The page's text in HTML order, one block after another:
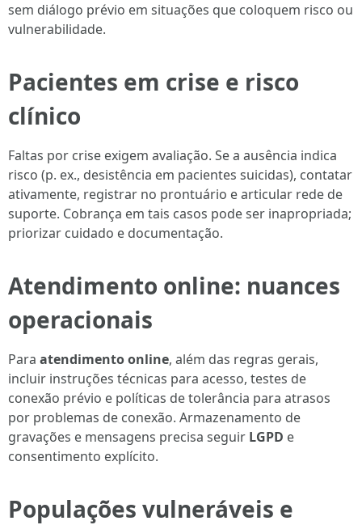
sem diálogo prévio em situações que coloquem risco ou
vulnerabilidade.
Pacientes em crise e risco
clínico
Faltas por crise exigem avaliação. Se a ausência indica
risco (p. ex., desistência em pacientes suicidas), contatar
ativamente, registrar no prontuário e articular rede de
suporte. Cobrança em tais casos pode ser inapropriada;
priorizar cuidado e documentação.
Atendimento online: nuances
operacionais
Para atendimento online, além das regras gerais,
incluir instruções técnicas para acesso, testes de
conexão prévio e políticas de tolerância para atrasos
por problemas de conexão. Armazenamento de
gravações e mensagens precisa seguir LGPD e
consentimento explícito.
Populações vulneráveis e